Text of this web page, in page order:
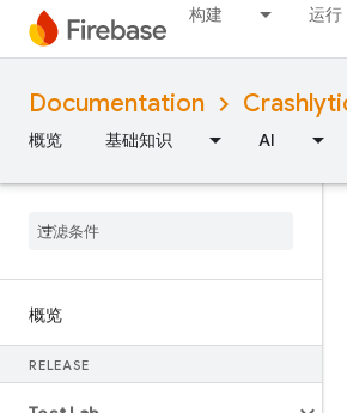
构建 运行
Documentation
概览 基础知识 AI
概览
RELEASE